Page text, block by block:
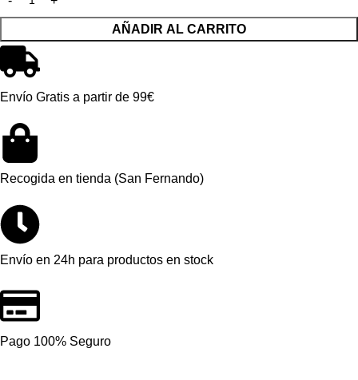
AÑADIR AL CARRITO
Envío Gratis a partir de 99€
Recogida en tienda (San Fernando)
Envío en 24h para productos en stock
Pago 100% Seguro